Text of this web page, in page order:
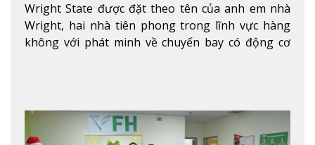
Wright State được đặt theo tên của anh em nhà
Wright, hai nhà tiên phong trong lĩnh vực hàng
không với phát minh về chuyến bay có động cơ